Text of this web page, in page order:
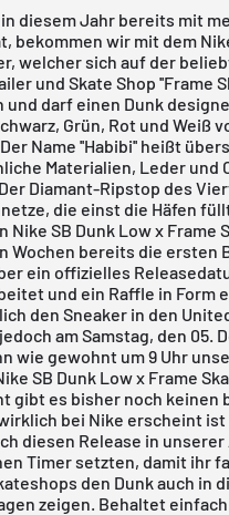
in diesem Jahr bereits mit
bekommen wir mit dem
welcher sich auf der
und Skate Shop ''Frame
und darf einen Dunk
Grün, Rot und Weiß
Name ''Habibi'' heißt
Materialien, Leder und
Diamant-Ripstop des
die einst die Häfen
Nike SB Dunk Low x Frame
Wochen bereits die ersten
ein offizielles
und ein Raffle in Form
den Sneaker in den
am Samstag, den 05.
wie gewohnt um 9 Uhr
SB Dunk Low x Frame
gibt es bisher noch keinen
bei Nike erscheint
diesen Release in
Timer setzten, damit ihr
den Dunk auch in
zeigen. Behaltet